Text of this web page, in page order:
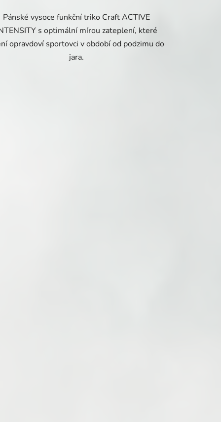
Pánské vysoce funkční triko Craft ACTIVE
s optimální mírou zateplení, které
opravdoví sportovci v období od podzimu do
jara.